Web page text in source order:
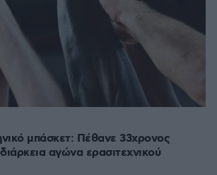
μπάσκετ: Πέθανε 33χρονος
αγώνα ερασιτεχνικού